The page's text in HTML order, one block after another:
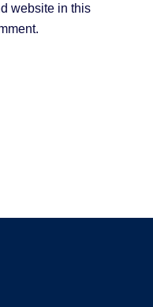
website in this